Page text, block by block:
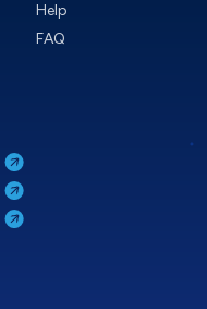
Help
FAQ